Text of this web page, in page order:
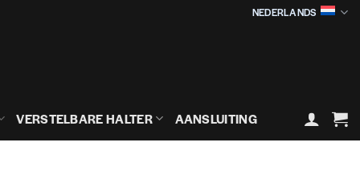
NEDERLANDS
VERSTELBARE HALTER AANSLUITING